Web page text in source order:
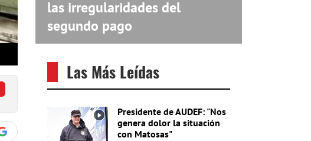
las irregularidades del
segundo pago
Las Más Leídas
Presidente de AUDEF: "Nos
genera dolor la situación
con Matosas"